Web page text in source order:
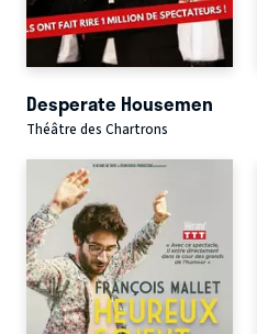
Desperate Housemen
Théâtre des Chartrons